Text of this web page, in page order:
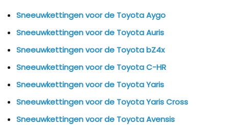
Sneeuwkettingen voor de Toyota Aygo
Sneeuwkettingen voor de Toyota Auris
Sneeuwkettingen voor de Toyota bZ4x
Sneeuwkettingen voor de Toyota C-HR
Sneeuwkettingen voor de Toyota Yaris
Sneeuwkettingen voor de Toyota Yaris Cross
Sneeuwkettingen voor de Toyota Avensis